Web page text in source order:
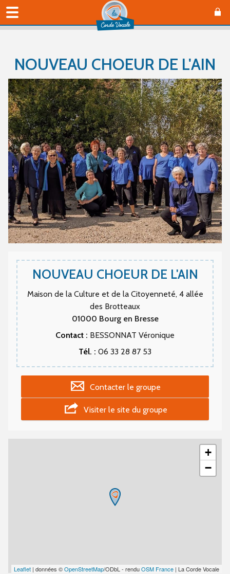
NOUVEAU CHOEUR DE L'AIN
NOUVEAU CHOEUR DE L'AIN
Maison de la Culture et de la Citoyenneté, 4 allée
des Brotteaux
01000 Bourg en Bresse
Contact : BESSONNAT Véronique
Tél. : 06 33 28 87 53
Contacter le groupe
Visiter le site du groupe
+
−
Leaflet | données ©OpenStreetMap/ODbL - renduOSM France | La Corde Vocale